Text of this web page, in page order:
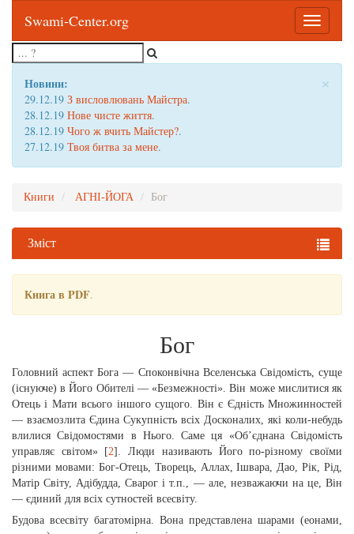
Toggle
Swami-Center.org
×
Новини:
29.12.19 З висловлювань Майстра.
28.12.19 Нове чисте життя.
28.12.19 Чого ж вчить Майстер?.
27.12.19 Твоя битва за мене.
Книги АГНІ-ЙОГА Бог
Зміст
Книга в PDF.
Бог
Головний аспект Бога — Споконвічна Вселенська Свідомість, суще
(існуюче) в Його Обителі — «Безмежності». Він може мислитися як
Отець і Мати всього іншого сущого. Він є Єдність Множинностей
— взаємозлита Єдина Сукупність всіх Досконалих, які коли-небудь
влилися Свідомостями в Нього. Саме ця «Об’єднана Свідомість
управляє світом» [2]. Люди називають Його по-різному своїми
різними мовами: Бог-Отець, Творець, Аллах, Ішвара, Дао, Рік, Рід,
Матір Світу, Адібудда, Сварог і т.п., — але, незважаючи на це, Він
— єдиний для всіх сутностей всесвіту.
Будова всесвіту багатомірна. Вона представлена шарами (еонами,